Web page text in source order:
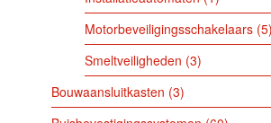
Motorbeveiligingsschakelaars 5
Smeltveiligheden 3
Bouwaansluitkasten 3